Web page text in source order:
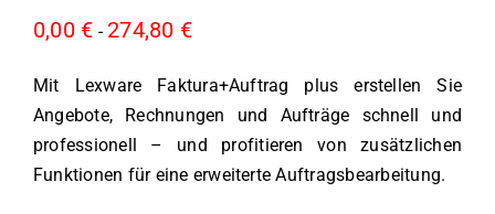
0,00 € - 274,80 €
Mit Lexware Faktura+Auftrag plus erstellen Sie
Angebote, Rechnungen und Aufträge schnell und
professionell – und profitieren von zusätzlichen
Funktionen für eine erweiterte Auftragsbearbeitung.